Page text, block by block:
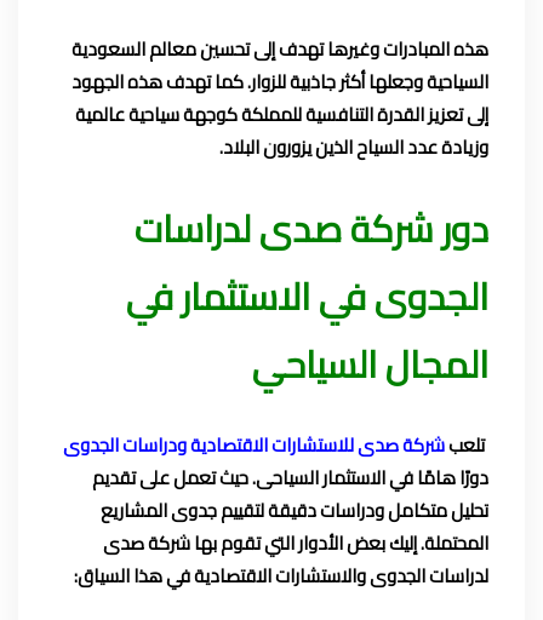
هذه المبادرات وغيرها تهدف إلى تحسين معالم السعودية
السياحية وجعلها أكثر جاذبية للزوار. كما تهدف هذه الجهود
إلى تعزيز القدرة التنافسية للمملكة كوجهة سياحية عالمية
وزيادة عدد السياح الذين يزورون البلاد.
دور شركة صدى لدراسات
الجدوى في الاستثمار في
المجال السياحي
تلعبشركة صدى للاستشارات الاقتصادية ودراسات الجدوى
دورًا هامًا في الاستثمار السياحى. حيث تعمل على تقديم
تحليل متكامل ودراسات دقيقة لتقييم جدوى المشاريع
المحتملة. إليك بعض الأدوار التي تقوم بها شركة صدى
لدراسات الجدوى والاستشارات الاقتصادية في هذا السياق: